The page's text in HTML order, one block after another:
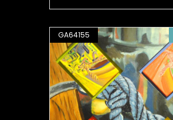
GA64155